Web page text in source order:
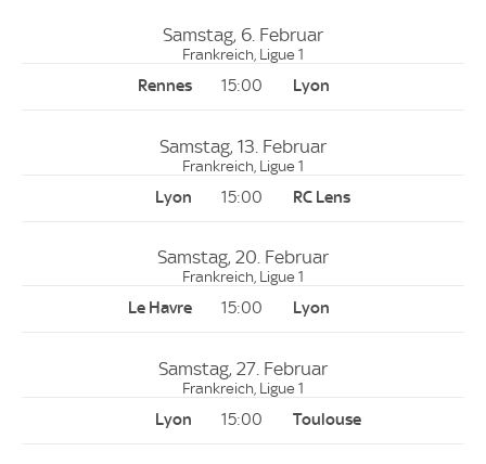
Samstag, 6. Februar
Frankreich, Ligue 1
15:00
Samstag, 13. Februar
Frankreich, Ligue 1
15:00
Samstag, 20. Februar
Frankreich, Ligue 1
15:00
Samstag, 27. Februar
Frankreich, Ligue 1
15:00